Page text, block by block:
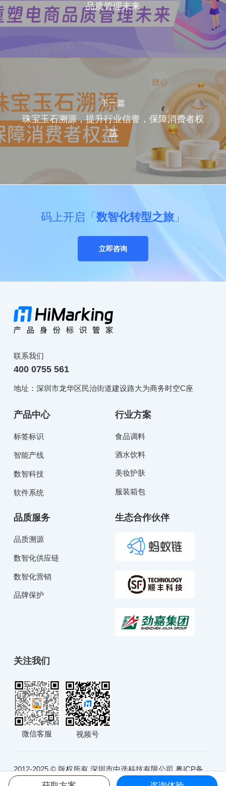
品质管理未来
下一篇
珠宝玉石溯源，提升行业信誉，保障消费者权
益
码上开启「 数智化转型之旅」
立即咨询
联系我们
400 0755 561
地址：深圳市龙华区民治街道建设路大为商务时空C座
产品中心
标签标识
智能产线
数智科技
软件系统
行业方案
食品调料
酒水饮料
美妆护肤
服装箱包
品质服务
品质溯源
数智化供应链
数智化营销
品牌保护
生态合作伙伴
关注我们
微信客服 视频号
2012-2025 © 版权所有 深圳市中选科技有限公司粤ICP备
10234991号 粤公网安备44030902001051号